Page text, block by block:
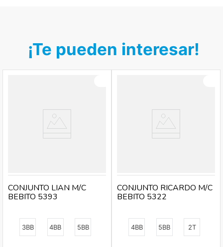
¡Te pueden interesar!
3BB 4BB 5BB
CONJUNTO LIAN M/C
BEBITO 5393
4BB 5BB 2T
CONJUNTO RICARDO M/C
BEBITO 5322